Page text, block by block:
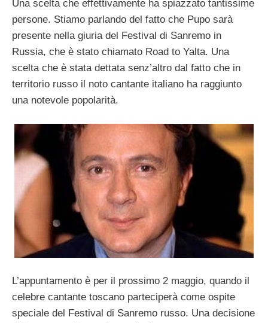
Una scelta che effettivamente ha spiazzato tantissime
persone. Stiamo parlando del fatto che Pupo sarà
presente nella giuria del Festival di Sanremo in
Russia, che è stato chiamato Road to Yalta. Una
scelta che è stata dettata senz’altro dal fatto che in
territorio russo il noto cantante italiano ha raggiunto
una notevole popolarità.
L’appuntamento è per il prossimo 2 maggio, quando il
celebre cantante toscano parteciperà come ospite
speciale del Festival di Sanremo russo. Una decisione